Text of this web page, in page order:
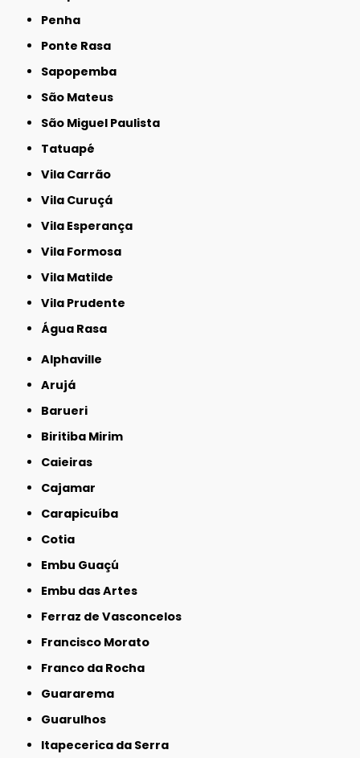
Penha
Ponte Rasa
Sapopemba
São Mateus
São Miguel Paulista
Tatuapé
Vila Carrão
Vila Curuçá
Vila Esperança
Vila Formosa
Vila Matilde
Vila Prudente
Água Rasa
Alphaville
Arujá
Barueri
Biritiba Mirim
Caieiras
Cajamar
Carapicuíba
Cotia
Embu Guaçú
Embu das Artes
Ferraz de Vasconcelos
Francisco Morato
Franco da Rocha
Guararema
Guarulhos
Itapecerica da Serra